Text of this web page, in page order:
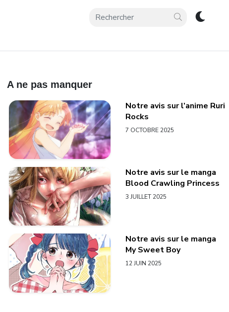
A ne pas manquer
Notre avis sur l’anime Ruri
Rocks
7 OCTOBRE 2025
Notre avis sur le manga
Blood Crawling Princess
3 JUILLET 2025
Notre avis sur le manga
My Sweet Boy
12 JUIN 2025